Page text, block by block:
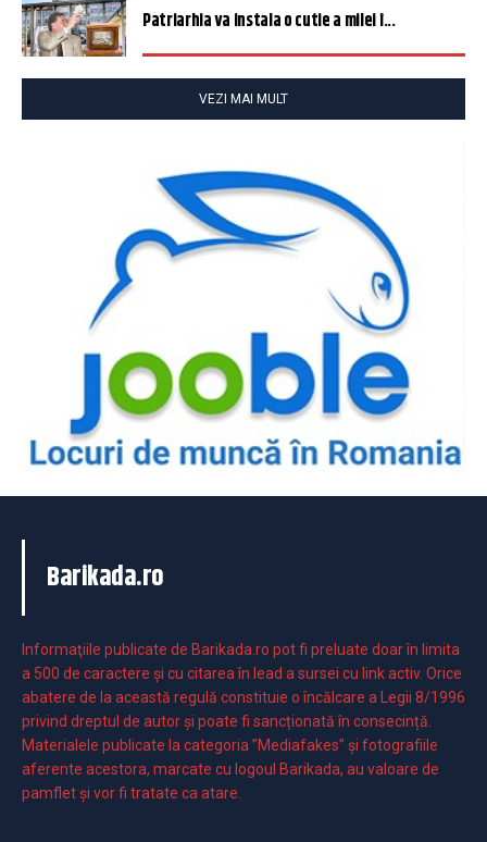
Patriarhia va instala o cutie a milei î...
VEZI MAI MULT
Barikada.ro
Informaţiile publicate de Barikada.ro pot fi preluate doar în limita
a 500 de caractere şi cu citarea în lead a sursei cu link activ. Orice
abatere de la această regulă constituie o încălcare a Legii 8/1996
privind dreptul de autor și poate fi sancționată în consecință.
Materialele publicate la categoria ”Mediafakes” și fotografiile
aferente acestora, marcate cu logoul Barikada, au valoare de
pamflet și vor fi tratate ca atare.